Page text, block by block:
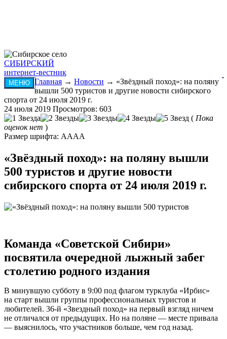
СИБИРСКИЙ
интернет-вестник
МЕНЮ Главная → Новости → «Звёздный поход»: на поляну
вышли 500 туристов и другие новости сибирского
спорта от 24 июля 2019 г.
24 июля 2019 Просмотров: 603
( Пока
оценок нет )
Размер шрифта: AAAA
«Звёздный поход»: на поляну вышли
500 туристов и другие новости
сибирского спорта от 24 июля 2019 г.
Команда «Советской Сибири»
посвятила очередной лыжный забег
столетию родного издания
В минувшую субботу в 9:00 под флагом турклуба «Ирбис»
на старт вышли группы профессиональных туристов и
любителей. 36-й «Звездный поход» на первый взгляд ничем
не отличался от преды­дущих. Но на поляне — месте привала
— выяснилось, что участников больше, чем год назад.